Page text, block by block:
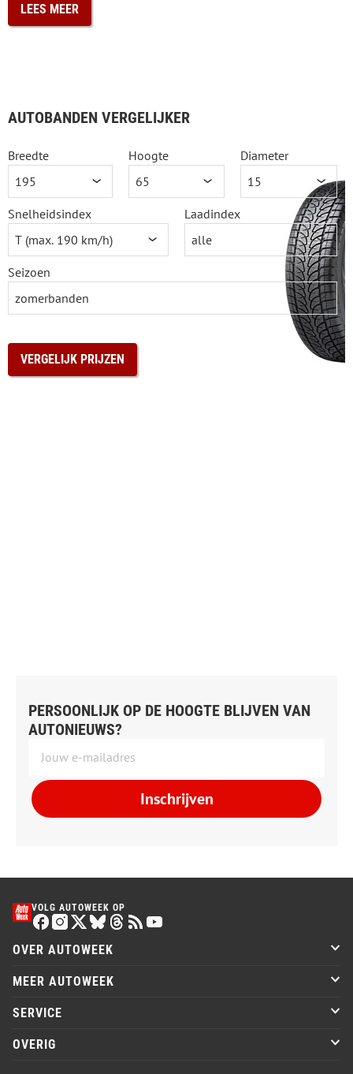
LEES MEER
AUTOBANDEN VERGELIJKER
Breedte Hoogte Diameter
Snelheidsindex Laadindex
Seizoen
PERSOONLIJK OP DE HOOGTE BLIJVEN VAN
AUTONIEUWS?
Inschrijven
VOLG AUTOWEEK OP
OVER AUTOWEEK
MEER AUTOWEEK
SERVICE
OVERIG